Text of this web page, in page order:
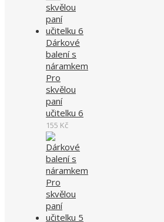
Dárkové
balení s
náramkem
Pro
skvělou
paní
učitelku 6
155 Kč